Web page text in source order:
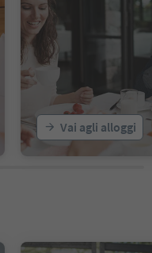
Vai agli alloggi